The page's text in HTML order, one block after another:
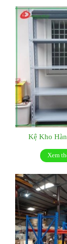
Kệ Kho
Xem